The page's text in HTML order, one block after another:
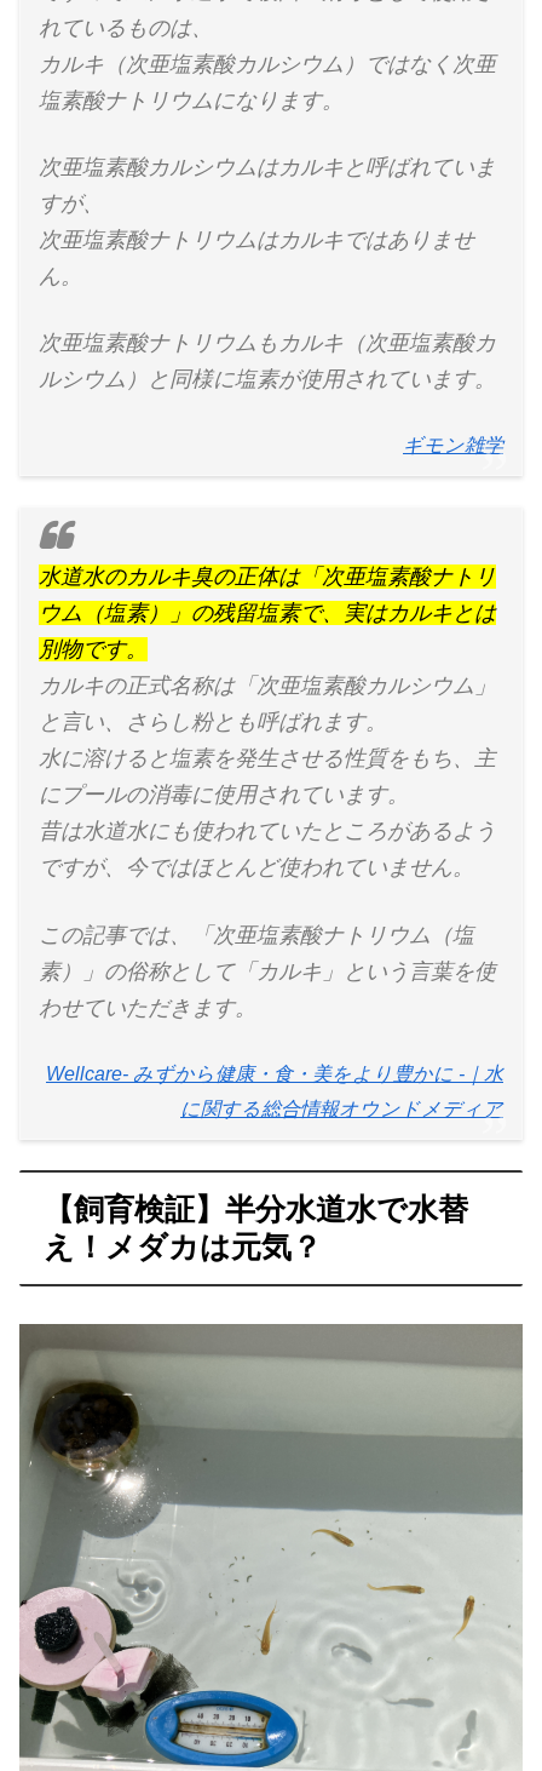
れているものは、
カルキ（次亜塩素酸カルシウム）ではなく次亜
塩素酸ナトリウムになります。
次亜塩素酸カルシウムはカルキと呼ばれていま
すが、
次亜塩素酸ナトリウムはカルキではありませ
ん。
次亜塩素酸ナトリウムもカルキ（次亜塩素酸カ
ルシウム）と同様に塩素が使用されています。
ギモン雑学
水道水のカルキ臭の正体は「次亜塩素酸ナトリ
ウム（塩素）」の残留塩素で、実はカルキとは
別物です。
カルキの正式名称は「次亜塩素酸カルシウム」
と言い、さらし粉とも呼ばれます。
水に溶けると塩素を発生させる性質をもち、主
にプールの消毒に使用されています。
昔は水道水にも使われていたところがあるよう
ですが、今ではほとんど使われていません。
この記事では、「次亜塩素酸ナトリウム（塩
素）」の俗称として「カルキ」という言葉を使
わせていただきます。
Wellcare- みずから健康・食・美をより豊かに -｜水
に関する総合情報オウンドメディア
【飼育検証】半分水道水で水替
え！メダカは元気？